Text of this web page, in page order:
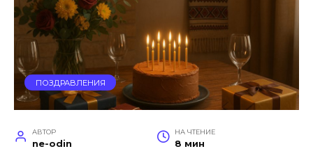
ПОЗДРАВЛЕНИЯ
АВТОР
ne-odin
НА ЧТЕНИЕ
8 мин